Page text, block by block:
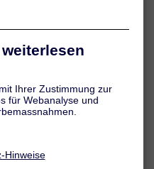
Veränderungen der
oder Rücken